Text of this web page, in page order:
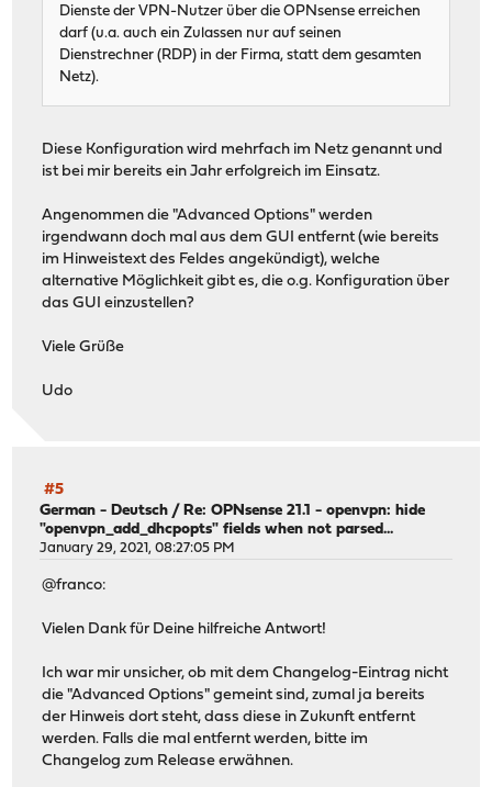
Dienste der VPN-Nutzer über die OPNsense erreichen
darf (u.a. auch ein Zulassen nur auf seinen
Dienstrechner (RDP) in der Firma, statt dem gesamten
Netz).
Diese Konfiguration wird mehrfach im Netz genannt und
ist bei mir bereits ein Jahr erfolgreich im Einsatz.
Angenommen die "Advanced Options" werden
irgendwann doch mal aus dem GUI entfernt (wie bereits
im Hinweistext des Feldes angekündigt), welche
alternative Möglichkeit gibt es, die o.g. Konfiguration über
das GUI einzustellen?
Viele Grüße
Udo
#5
German - Deutsch /Re: OPNsense 21.1 - openvpn: hide
"openvpn_add_dhcpopts" fields when not parsed...
January 29, 2021, 08:27:05 PM
@franco:
Vielen Dank für Deine hilfreiche Antwort!
Ich war mir unsicher, ob mit dem Changelog-Eintrag nicht
die "Advanced Options" gemeint sind, zumal ja bereits
der Hinweis dort steht, dass diese in Zukunft entfernt
werden. Falls die mal entfernt werden, bitte im
Changelog zum Release erwähnen.